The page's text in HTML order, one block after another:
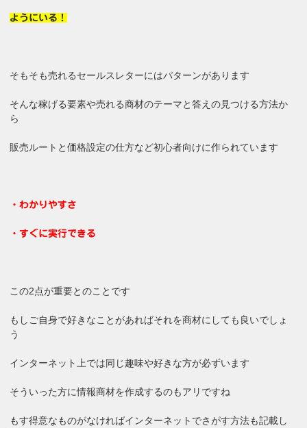
ようにいる！
そもそも売れるセールスレターにはパターンがあります
そんな稼げる要素や売れる商材のテーマと答えの見つける方法か
ら
販売ルートと価格設定の仕方など初心者向けに作られています
・わかりやすさ
・すぐに実行できる
この2点が重要とのことです
もしご自身で好きなことがあればそれを商材にしても良いでしょ
う
インターネット上では同じ趣味や好きな方が必ずいます
そういった方に情報商材を作成するのもアリですね
もす得意なものがなければインターネットでさがす方法も記載し